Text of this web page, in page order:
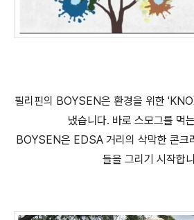
필리핀의 BOYSEN은 환경을 위한
냈습니다. 바로 스모그를 먹
BOYSEN은 EDSA 거리의 삭막한 콘크
들을 그리기 시작합